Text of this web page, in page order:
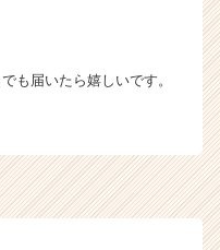
も届いたら嬉しいです。